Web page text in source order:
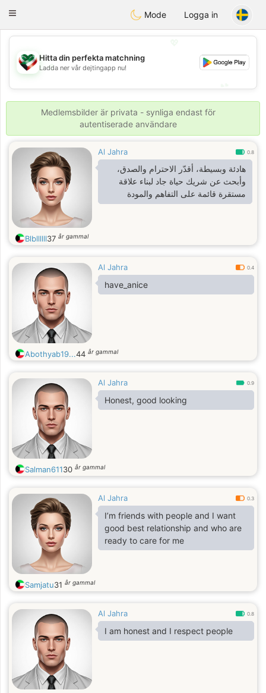
KuwaitChat
Toggle
Mode Logga in
💖
💕
Hitta din perfekta matchning
Ladda ner vår dejtingapp nu!
Medlemsbilder är privata - synliga endast för
autentiserade användare
Al Jahra 0.8
هادئة وبسيطة، أقدّر الاحترام والصدق،
وأبحث عن شريك حياة جاد لبناء علاقة
مستقرة قائمة على التفاهم والمودة
Blbllllll37 år gammal
Al Jahra 0.4
have_anice
Abothyab19...44 år gammal
Al Jahra 0.9
Honest, good looking
Salman61130 år gammal
Al Jahra 0.3
I’m friends with people and I want
good best relationship and who are
ready to care for me
Samjatu31 år gammal
Al Jahra 0.8
I am honest and I respect people